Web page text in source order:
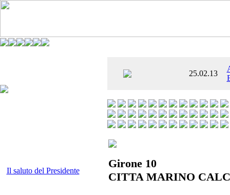
25.02.13
Il saluto del Presidente
Girone 10
CITTA MARINO